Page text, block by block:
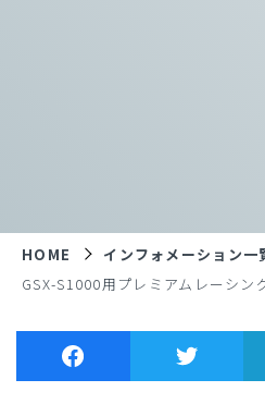
HOME
インフォメーション一
GSX-S1000用プレミアムレーシン